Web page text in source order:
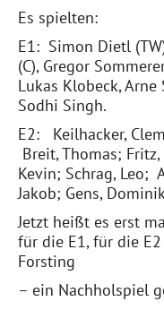
Es spielten:
E1: Simon Dietl
(C), Gregor
Lukas Klobeck,
Sodhi Singh.
E2: Keilhacker,
Breit, Thomas;
Kevin; Schrag, Leo;
Jakob; Gens,
Jetzt heißt es erst
für die E1, für die
Forsting
– ein Nachholspiel